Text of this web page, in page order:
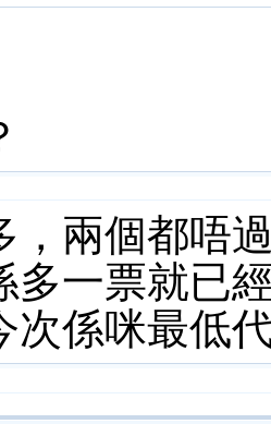
，兩個都唔
多一票就已
次係咪最低